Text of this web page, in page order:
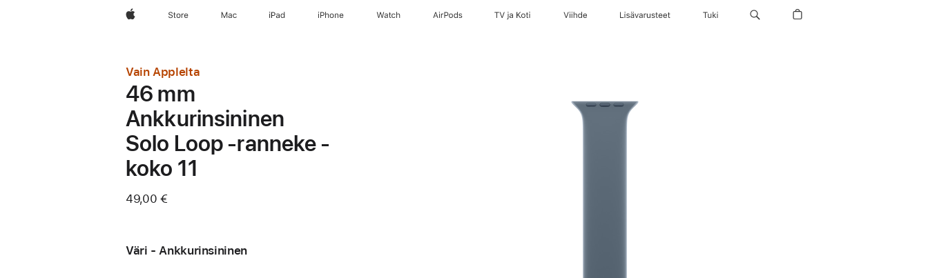
Apple Store Mac iPad iPhone Watch AirPods TV ja Koti Viihde Lisävarusteet Tuki
Vain Applelta
46 mm
Ankkurinsininen
Solo Loop ‑ranneke -
koko 11
49,00 €
Väri - Ankkurinsininen